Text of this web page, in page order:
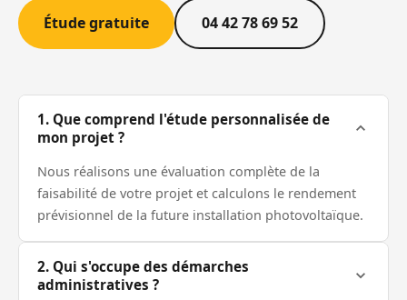
Étude gratuite 04 42 78 69 52
1. Que comprend l'étude personnalisée de
mon projet ?
Nous réalisons une évaluation complète de la
faisabilité de votre projet et calculons le rendement
prévisionnel de la future installation photovoltaïque.
2. Qui s'occupe des démarches
administratives ?